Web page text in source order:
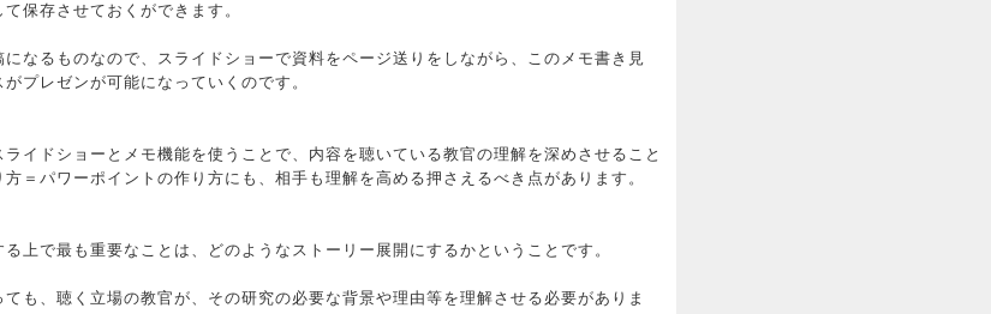
保存させておくができます。
なるものなので、スライドショーで資料をページ送りをしながら、このメモ書き見
プレゼンが可能になっていくのです。
イドショーとメモ機能を使うことで、内容を聴いている教官の理解を深めさせること
＝パワーポイントの作り方にも、相手も理解を高める押さえるべき点があります。
上で最も重要なことは、どのようなストーリー展開にするかということです。
も、聴く立場の教官が、その研究の必要な背景や理由等を理解させる必要がありま